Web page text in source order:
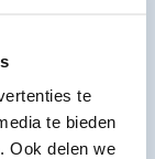
te
te bieden
Ook delen we